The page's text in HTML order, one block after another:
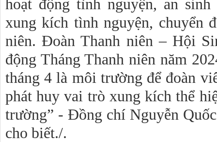
hoạt động tình nguyện, an
xung kích tình nguyện, chuyển
niên. Đoàn Thanh niên – Hội
động Tháng Thanh niên năm
tháng 4 là môi trường để đoàn
phát huy vai trò xung kích thể
trường” - Đồng chí Nguyễn
cho biết./.